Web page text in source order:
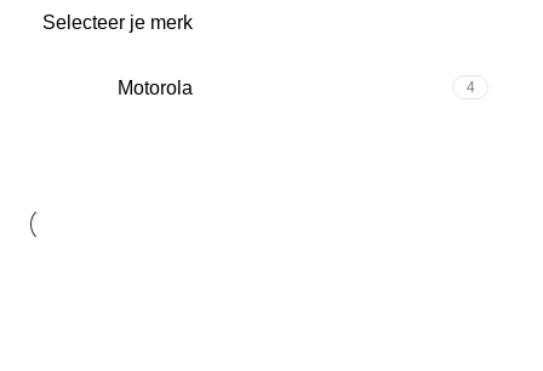
Selecteer je merk
Motorola 4